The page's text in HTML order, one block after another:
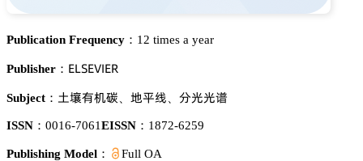
Publication Frequency： 12 times a year
Publisher： 乊欄偌乊妯喊乊葤
Subject： 浰梊犲诜崜 妤恡灦 湿壾壾蔥
ISSN： 0016-7061EISSN： 1872-6259
Publishing Model： Full OA